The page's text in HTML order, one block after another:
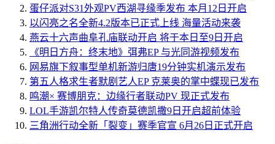
蛋仔派对S31外观PV西湖寻缘季发布 本月12日开启
以闪亮之名全新4.2版本已正式上线 海量活动来袭
燕云十六声曲阜孔庙联动开启 将于本日至9日开启
《明日方舟：终末地》弭弗EP 与光同游视频发布
网易旗下叙事型单机新游归唐19分钟实机演示发布
第五人格求生者默剧艺人EP 克莱奥的掌中蝶现已发布
鸣潮× 赛博朋克：边缘行者联动PV 现正式发布
LOL手游凯尔特人传奇莫德凯撒9日开启超前体验
三角洲行动全新「裂变」赛季官宣 6月26日正式开启